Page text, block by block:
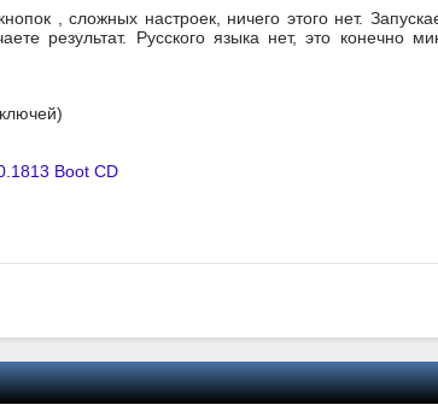
, сложных настроек, ничего этого нет.
результат. Русского языка нет, это конечно
Boot CD